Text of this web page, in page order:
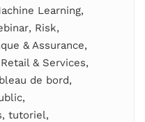
Learning,
, Risk,
& Assurance,
& Services,
de bord,
,
, tutoriel,